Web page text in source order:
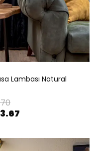
Lambası Natural